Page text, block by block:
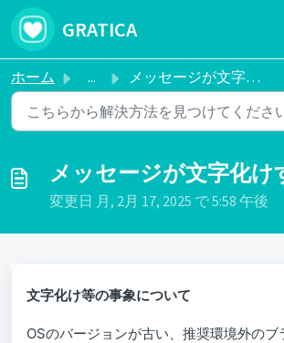
GRATICA
ホーム ... メッセージが文字化けする
メッセージが文字化け
変更日 月, 2月 17, 2025 で 5:58 午後
文字化け等の事象について
OSのバージョンが古い、推奨環境外のブ